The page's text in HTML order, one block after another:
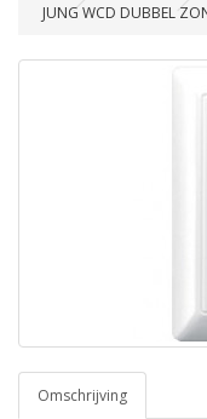
JUNG WCD DUBBEL
Omschrijving